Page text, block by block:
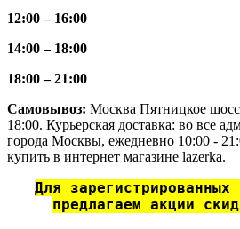
12:00 – 16:00
14:00 – 18:00
18:00 – 21:00
Самовывоз: Москва Пятницкое
18:00. Курьерская доставка: во все
города Москвы, ежедневно 10:00 -
купить в интернет магазине lazerka.
Для зарегистрированных
предлагаем акции